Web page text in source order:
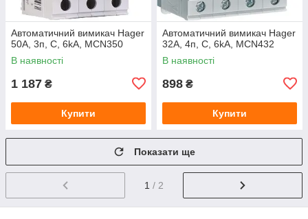
Автоматичний вимикач Hager
50A, 3п, C, 6kA, MCN350
В наявності
1 187 ₴
Купити
Автоматичний вимикач Hager
32A, 4п, C, 6kA, MCN432
В наявності
898 ₴
Купити
Показати ще
1 / 2